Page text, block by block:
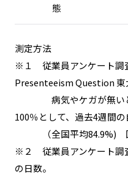
態
測定方法
※１ 従業員アンケート調
Presenteeism Question 東
病気やケガが無いと
100％として、過去4週間
（全国平均84.9%) 回
※２ 従業員アンケート調
の日数。